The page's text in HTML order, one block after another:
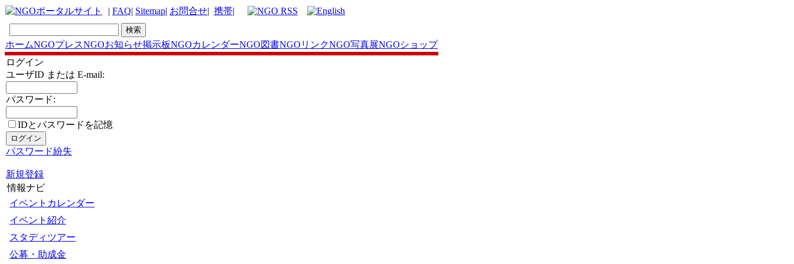
| FAQ| Sitemap| お問合せ| 携帯|
ホームNGOプレスNGOお知らせ掲示板NGOカレンダーNGO図書NGOリンクNGO写真展NGOショップ
ログイン
ユーザID または E-mail:
パスワード:
IDとパスワードを記憶
パスワード紛失
新規登録
情報ナビ
イベントカレンダー
イベント紹介
スタディツアー
公募・助成金